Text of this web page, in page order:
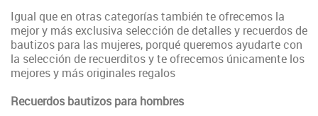
Igual que en otras categorías también te ofrecemos la
mejor y más exclusiva selección de detalles y recuerdos de
bautizos para las mujeres, porqué queremos ayudarte con
la selección de recuerditos y te ofrecemos únicamente los
mejores y más originales regalos
Recuerdos bautizos para hombres